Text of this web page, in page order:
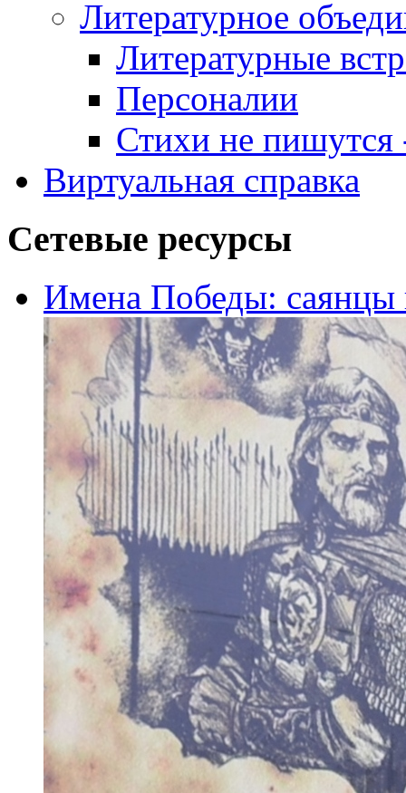
Литературное
Литературные
Персоналии
Стихи не пишутся
Виртуальная справка
Сетевые ресурсы
Имена Победы: саянцы